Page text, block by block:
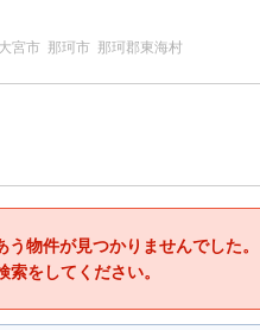
宮市 那珂市 那珂郡東海村
物件が見つかりませんでした。
をしてください。